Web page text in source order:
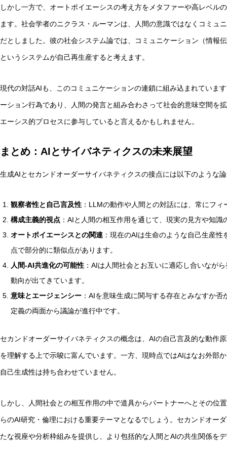
しかし一方で、オートポイエーシスの考え方をメタファーや高レベル
ます。社会学者のニクラス・ルーマンは、人間の意識ではなくコミュ
だとしました。彼の社会システム論では、コミュニケーション（情報
というシステムが自己再生産すると考えます。
現代の対話AIも、このコミュニケーションの連鎖に組み込まれていま
ーション行為であり、人間の発言と組み合わさって社会的意味空間を
エーシス的プロセスに参与していると言えるかもしれません。
まとめ：AIとサイバネティクスの未来展望
生成AIとセカンドオーダーサイバネティクスの接点には以下のような
観察者性と自己言及性 ：LLMの動作や人間との対話には、常にフ
構成主義的視点 ：AIと人間の相互作用を通じて、現実の見方や知
オートポイエーシスとの関連 ：現在のAIは生命のような自己生産
点で部分的に類似点があります。
人間-AI共進化の可能性 ：AIは人間社会とお互いに適応し合いなが
動向が出てきています。
意味とエージェンシー ：AIを意味生成に関与する存在とみなすか
定義の両面から議論が進行中です。
セカンドオーダーサイバネティクスの概念は、AIの自己言及的な動作
を理解する上で示唆に富んでいます。一方、現時点ではAIはなお外部
自己生成性は持ち合わせていません。
しかし、人間社会との相互作用の中で道具からパートナーへとその位
らのAI研究・倫理における重要テーマとなるでしょう。セカンドオー
たな視座や分析枠組みを提供し、より包括的な人間とAIの共生関係を